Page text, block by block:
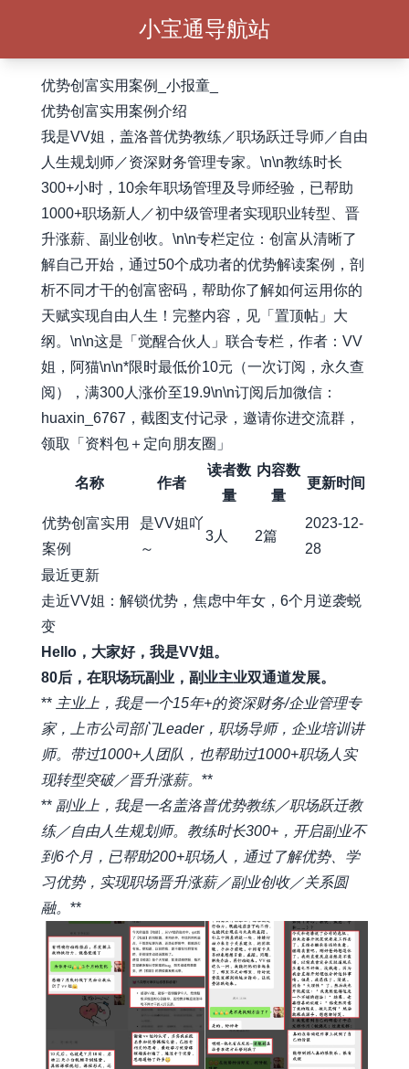
小宝通导航站
优势创富实用案例_小报童_
优势创富实用案例介绍
我是VV姐，盖洛普优势教练／职场跃迁导师／自由
人生规划师／资深财务管理专家。\n\n教练时长
300+小时，10余年职场管理及导师经验，已帮助
1000+职场新人／初中级管理者实现职业转型、晋
升涨薪、副业创收。\n\n专栏定位：创富从清晰了
解自己开始，通过50个成功者的优势解读案例，剖
析不同才干的创富密码，帮助你了解如何运用你的
天赋实现自由人生！完整内容，见「置顶帖」大
纲。\n\n这是「觉醒合伙人」联合专栏，作者：VV
姐，阿猫\n\n*限时最低价10元（一次订阅，永久查
阅），满300人涨价至19.9\n\n订阅后加微信：
huaxin_6767，截图支付记录，邀请你进交流群，
领取「资料包＋定向朋友圈」
名称 作者
读者数
量
内容数
量
更新时间
优势创富实用
案例
是VV姐吖
～
3人 2篇
2023-12-
28
最近更新
走近VV姐：解锁优势，焦虑中年女，6个月逆袭蜕
变
Hello，大家好，我是VV姐。
80后，在职场玩副业，副业主业双通道发展。
** 主业上，我是一个15年+的资深财务/企业管理专
家，上市公司部门Leader，职场导师，企业培训讲
师。带过1000+人团队，也帮助过1000+职场人实
现转型突破／晋升涨薪。 **
** 副业上，我是一名盖洛普优势教练／职场跃迁教
练／自由人生规划师。教练时长300+，开启副业不
到6个月，已帮助200+职场人，通过了解优势、学
习优势，实现职场晋升涨薪／副业创收／关系圆
融。 **